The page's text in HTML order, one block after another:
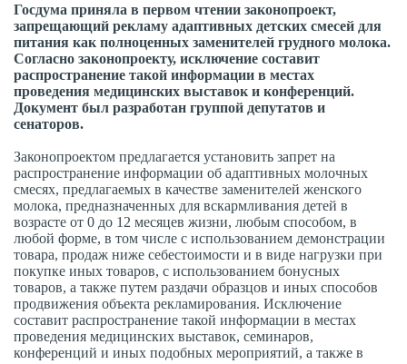
Госдума приняла в первом чтении законопроект,
запрещающий рекламу адаптивных детских смесей для
питания как полноценных заменителей грудного молока.
Согласно законопроекту, исключение составит
распространение такой информации в местах
проведения медицинских выставок и конференций.
Документ был разработан группой депутатов и
сенаторов.
Законопроектом предлагается установить запрет на
распространение информации об адаптивных молочных
смесях, предлагаемых в качестве заменителей женского
молока, предназначенных для вскармливания детей в
возрасте от 0 до 12 месяцев жизни, любым способом, в
любой форме, в том числе с использованием демонстрации
товара, продаж ниже себестоимости и в виде нагрузки при
покупке иных товаров, с использованием бонусных
товаров, а также путем раздачи образцов и иных способов
продвижения объекта рекламирования. Исключение
составит распространение такой информации в местах
проведения медицинских выставок, семинаров,
конференций и иных подобных мероприятий, а также в